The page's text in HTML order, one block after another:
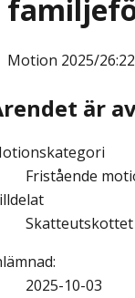
Motion 2025/
är
Fristående
Skatteutskottet
:
2025-10-03